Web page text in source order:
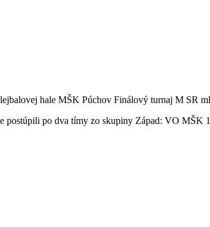
hale MŠK Púchov Finálový turnaj M SR
postúpili po dva tímy zo skupiny Západ: VO